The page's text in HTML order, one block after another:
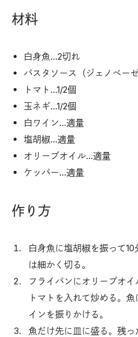
材料
白身魚…2切れ
パスタソース（ジェノベー
トマト…1/2個
玉ネギ…1/2個
白ワイン…適量
塩胡椒…適量
オリーブオイル…適量
ケッパー…適量
作り方
白身魚に塩胡椒を振って
は細かく切る。
フライパンにオリーブオイ
トマトを入れて炒める。
インを振りかける。
魚だけ先に皿に盛る。残